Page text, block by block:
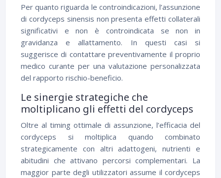
Per quanto riguarda le controindicazioni, l’assunzione
di cordyceps sinensis non presenta effetti collaterali
significativi e non è controindicata se non in
gravidanza e allattamento. In questi casi si
suggerisce di contattare preventivamente il proprio
medico curante per una valutazione personalizzata
del rapporto rischio-beneficio.
Le sinergie strategiche che
moltiplicano gli effetti del cordyceps
Oltre al timing ottimale di assunzione, l’efficacia del
cordyceps si moltiplica quando combinato
strategicamente con altri adattogeni, nutrienti e
abitudini che attivano percorsi complementari. La
maggior parte degli utilizzatori assume il cordyceps